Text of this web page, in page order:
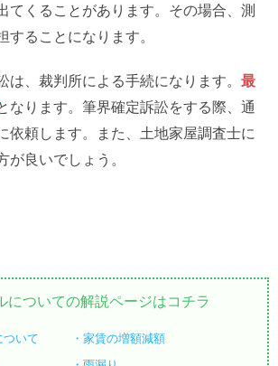
てくることがあります。その場合、測
することになります。
は、裁判所による手続になります。 最
なります。筆界確定訴訟をする際、通
依頼します。また、土地家屋調査士に
が良いでしょう。
についての解説ページはコチラ
ついて
家賃の増額減額